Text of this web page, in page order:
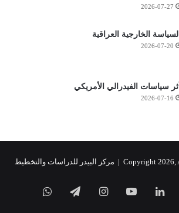
2026-07-27
السياسة الخارجية العراقية
2026-07-20
أثر سياسات الفيدرالي الأمريكي
2026-07-16
مركز البيدر للدراسات والتخطيط
لينكدإن‫YouTubeانستقرامتيلقرامواتساب